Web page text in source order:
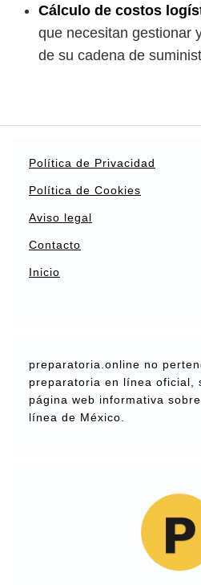
Cálculo de costos
que necesitan gestionar
de su cadena de
Política de Privacidad
Política de Cookies
Aviso legal
Contacto
Inicio
preparatoria.online no
preparatoria en línea oficial,
página web informativa
línea de México.